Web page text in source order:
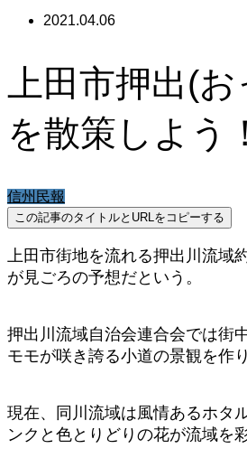
2021.04.06
上田市押出(
を散策しよう
信州民報
この記事のタイトルとURLをコピーする
上田市街地を流れる押出川流域
が見ごろの予想だという。
押出川流域自治会連合会では街
モモが咲き誇る小道の景観を作
現在、同川流域は風情あるホタ
ンクと色とりどりの花が流域を